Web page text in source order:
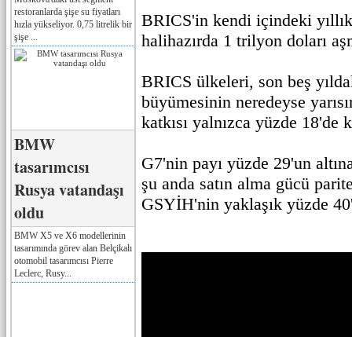
restoranlarda şişe su fiyatları
hızla yükseliyor. 0,75 litrelik bir
şişe ...
BMW
tasarımcısı
Rusya vatandaşı
oldu
BMW X5 ve X6 modellerinin
tasarımında görev alan Belçikalı
otomobil tasarımcısı Pierre
Leclerc, Rusy...
BRICS'in kendi içindeki
halihazırda 1 trilyon doları
BRICS ülkeleri, son beş
büyümesinin neredeyse
katkısı yalnızca yüzde 18'de
G7'nin payı yüzde 29'un
şu anda satın alma gücü
GSYİH'nin yaklaşık yüzde